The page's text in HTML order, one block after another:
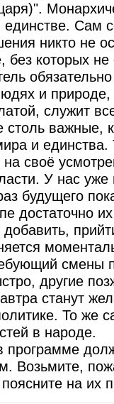
Сам
никто не
без которых
и природе,
служит
столь важные,
и
своё
У нас
будущего
достаточно
добавить,
другие
станут
То же
в народе.
программе
Возьмите,
на их